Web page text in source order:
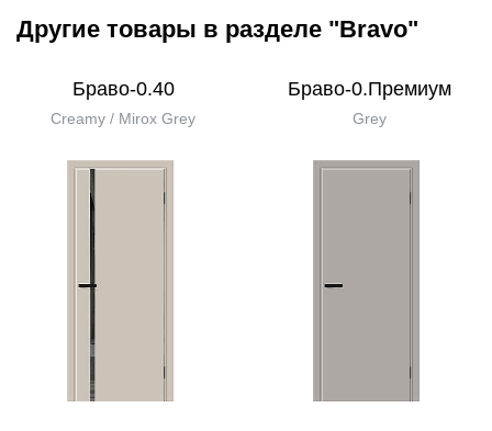
Другие товары в разделе "Bravo"
Браво-0.40
Creamy / Mirox Grey
Браво-0.Премиум
Grey